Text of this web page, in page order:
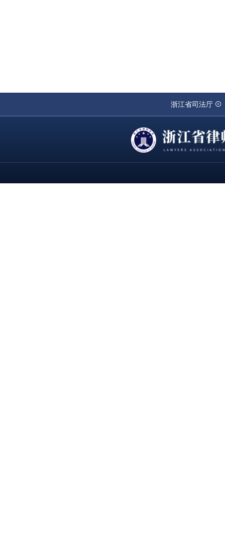
浙江省司法厅